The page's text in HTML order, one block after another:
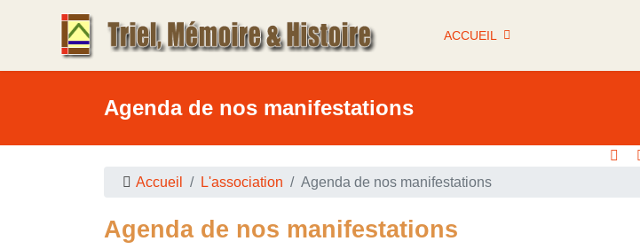
ACCUEIL
Agenda de nos manifestations
Accueil L'association Agenda de nos manifestations
Agenda de nos manifestations